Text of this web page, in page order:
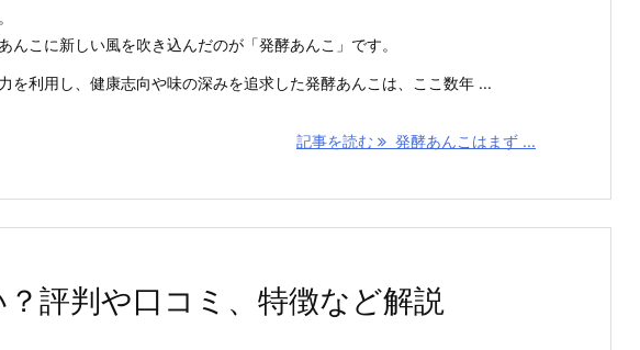
んこに新しい風を吹き込んだのが「発酵あんこ」です。
を利用し、健康志向や味の深みを追求した発酵あんこは、ここ数年 ...
記事を読む 発酵あんこはまず ...
評判や口コミ、特徴など解説